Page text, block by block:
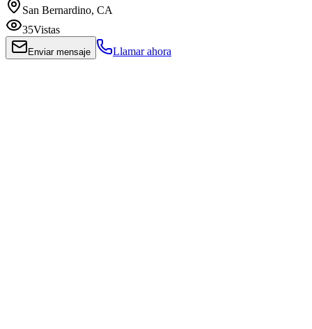
San Bernardino, CA
35Vistas
Enviar mensaje Llamar ahora